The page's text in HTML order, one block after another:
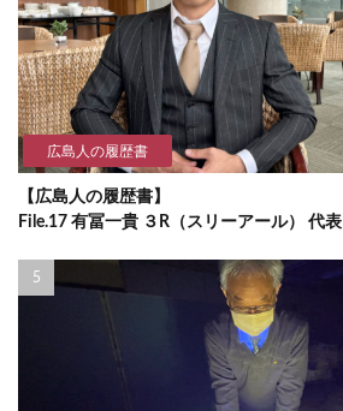
広島人の履歴書
【広島人の履歴書】
File.17 有冨一貴 ３R（スリーアール） 代表